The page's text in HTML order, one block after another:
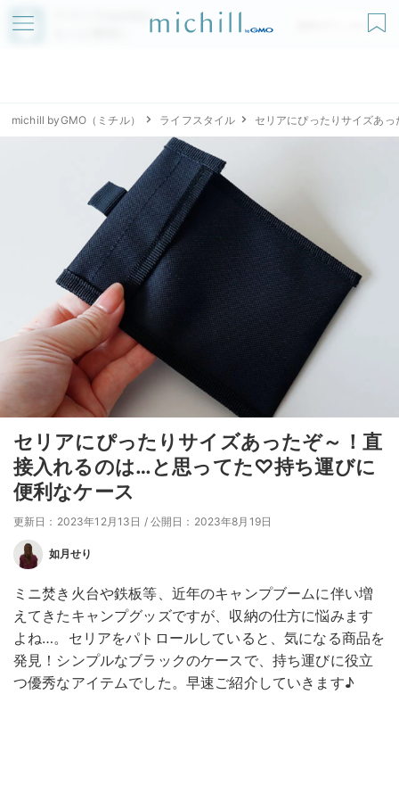
アプリでmichillが
無料ダウンロード
michill byGMO（ミチル） ライフスタイル セリアにぴったりサイズあ
セリアにぴったりサイズあったぞ～！直
接入れるのは…と思ってた♡持ち運びに
便利なケース
更新日：2023年12月13日 / 公開日：2023年8月19日
如月せり
ミニ焚き火台や鉄板等、近年のキャンプブームに伴い増
えてきたキャンプグッズですが、収納の仕方に悩みます
よね…。セリアをパトロールしていると、気になる商品を
発見！シンプルなブラックのケースで、持ち運びに役立
つ優秀なアイテムでした。早速ご紹介していきます♪